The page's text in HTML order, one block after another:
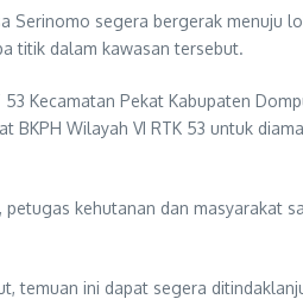
segera bergerak menuju
titik dalam kawasan tersebut.
Kecamatan Pekat Kabupaten
Wilayah VI RTK 53 untuk
kehutanan dan masyarakat
temuan ini dapat segera